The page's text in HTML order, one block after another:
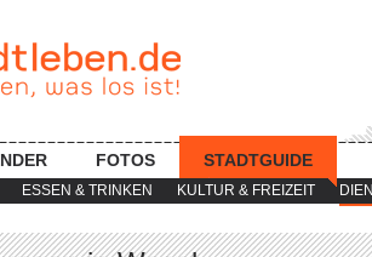
ESSEN & TRINKEN KULTUR & FREIZEIT
FOTOS STADTGUIDE